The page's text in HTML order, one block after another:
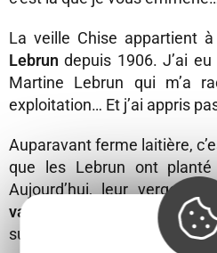
La veille Chise appartient
Lebrun depuis 1906. J’ai
Martine Lebrun qui m’a
exploitation… Et j’ai appris
Auparavant ferme laitière,
que les Lebrun ont
Aujourd’hui, leur verger,
variétés de pommeset6
sur 15 hectares !